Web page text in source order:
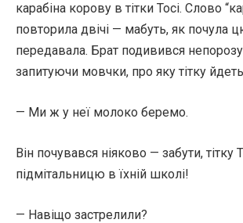
карабіна корову в тітки Тосі. Слово
повторила двічі — мабуть, як почула
передавала. Брат подивився
запитуючи мовчки, про яку тітку
— Ми ж у неї молоко беремо.
Він почувався ніяково — забути, тітку
підмітальницю в їхній школі!
— Навіщо застрелили?